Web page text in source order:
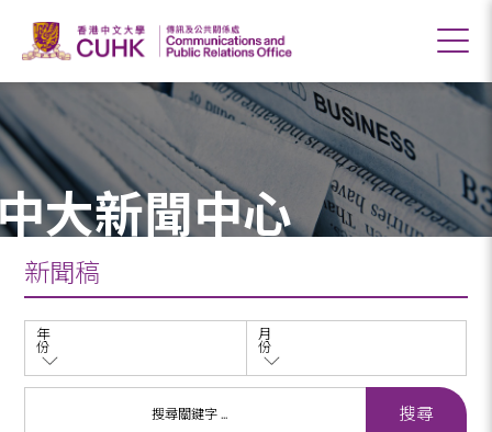
大新聞中心
新聞稿
年
份
月
份